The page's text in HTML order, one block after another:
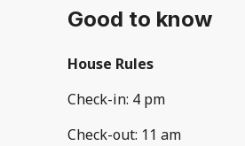
Good to know
House Rules
Check-in: 4 pm
Check-out: 11 am